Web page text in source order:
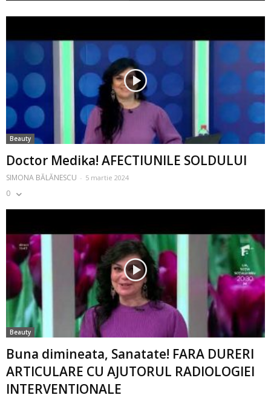
Beauty
Doctor Medika! AFECTIUNILE SOLDULUI
SIMONA BĂLĂNESCU - 5 martie 2024
0
Beauty
Buna dimineata, Sanatate! FARA DURERI
ARTICULARE CU AJUTORUL RADIOLOGIEI
INTERVENTIONALE